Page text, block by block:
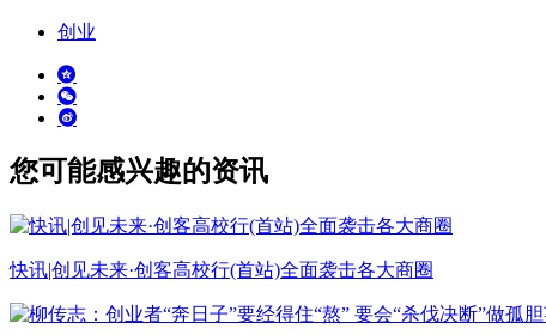
创业
您可能感兴趣的资讯
快讯|创见未来·创客高校行(首站)全面袭击各大商圈